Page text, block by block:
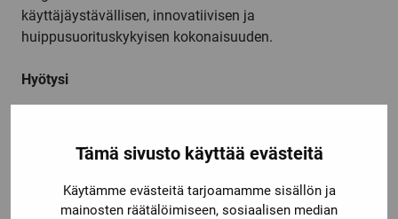
Tämä sivusto käyttää evästeitä
Käytämme evästeitä tarjoamamme sisällön ja
mainosten räätälöimiseen, sosiaalisen median
käyttäjäystävällisen, innovatiivisen ja
huippusuorituskykyisen kokonaisuuden.
Hyötysi
laitteiston erittäin hyvän käytettävyyden ja
tuottavuuden
Suojakentillä, ääriviivojen tunnistuskentillä ja
yksityiskohtaisella tiedonannolla turvallisista